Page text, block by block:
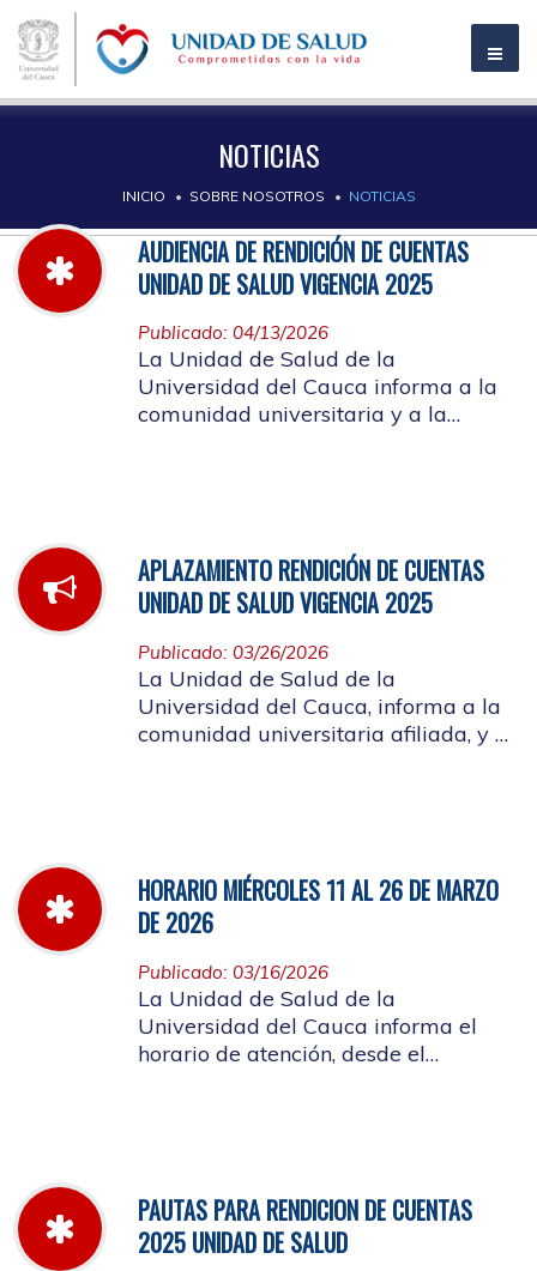
NOTICIAS
INICIO SOBRE NOSOTROS NOTICIAS
AUDIENCIA DE RENDICIÓN DE CUENTAS
UNIDAD DE SALUD VIGENCIA 2025
Publicado: 04/13/2026
La Unidad de Salud de la
Universidad del Cauca informa a la
comunidad universitaria y a la
APLAZAMIENTO RENDICIÓN DE CUENTAS
UNIDAD DE SALUD VIGENCIA 2025
Publicado: 03/26/2026
La Unidad de Salud de la
Universidad del Cauca, informa a la
comunidad universitaria afiliada, y a
HORARIO MIÉRCOLES 11 AL 26 DE MARZO
DE 2026
Publicado: 03/16/2026
La Unidad de Salud de la
Universidad del Cauca informa el
horario de atención, desde el
PAUTAS PARA RENDICION DE CUENTAS
2025 UNIDAD DE SALUD